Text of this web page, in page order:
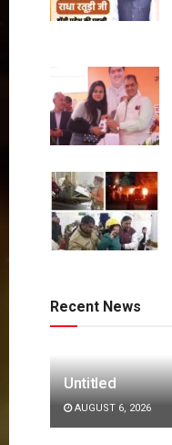
Recent News
Untitled
AUGUST 6, 2026